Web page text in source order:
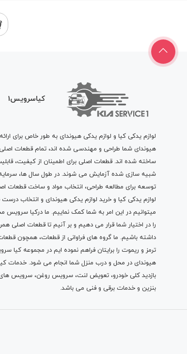
کیاسرویس1
لوازم یدکی کیا و لوازم یدکی هیوندای به طور خاص برای
هیوندای شما طراحی و مهندسی شده اند، تمام قطعات اصلی
ساخته شده اند. قطعات اصلی برای اطمینان از کیفیت،
شبیه سازی شده آزمایش می شوند. در طول سال ها،
توسعه برای مطالعه طراحی، انتخاب مواد و ساخت قطعات
لوازم یدکی کیا و خرید لوازم یدکی هیوندای و انتخاب درست
میتوانیم در این امر به شما کمک نماییم. ما درکیا سرویس
را در اختیار شما قرار می دهیم و بر آنیم تا قطعات اصلی
داشته باشیم. ما گروه های فراوانی از قطعات، همچون
ترمز و ریموت را برایتان فراهم نموده ایم در مجموعه کیا
هیوندای در محل و درب منزل شما انجام می شود. خدمات
بازدید کلی خودرو، تعویض لنت، سرویس روغن، سرویس
بنزین و خدمات برقی و فنی می باشد.